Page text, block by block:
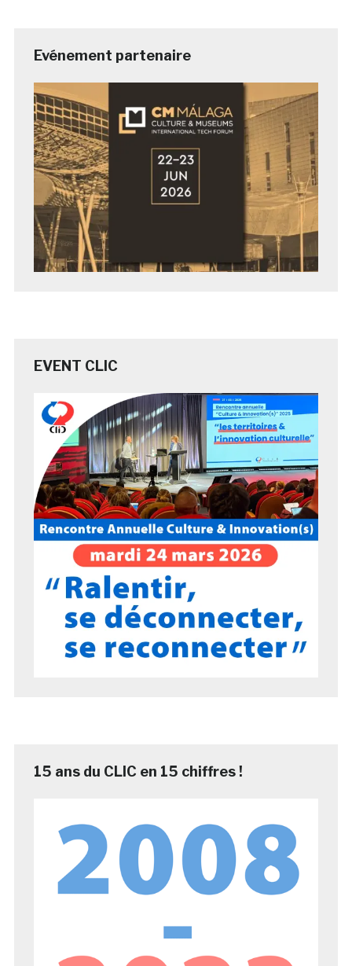
Evénement partenaire
EVENT CLIC
15 ans du CLIC en 15 chiffres !